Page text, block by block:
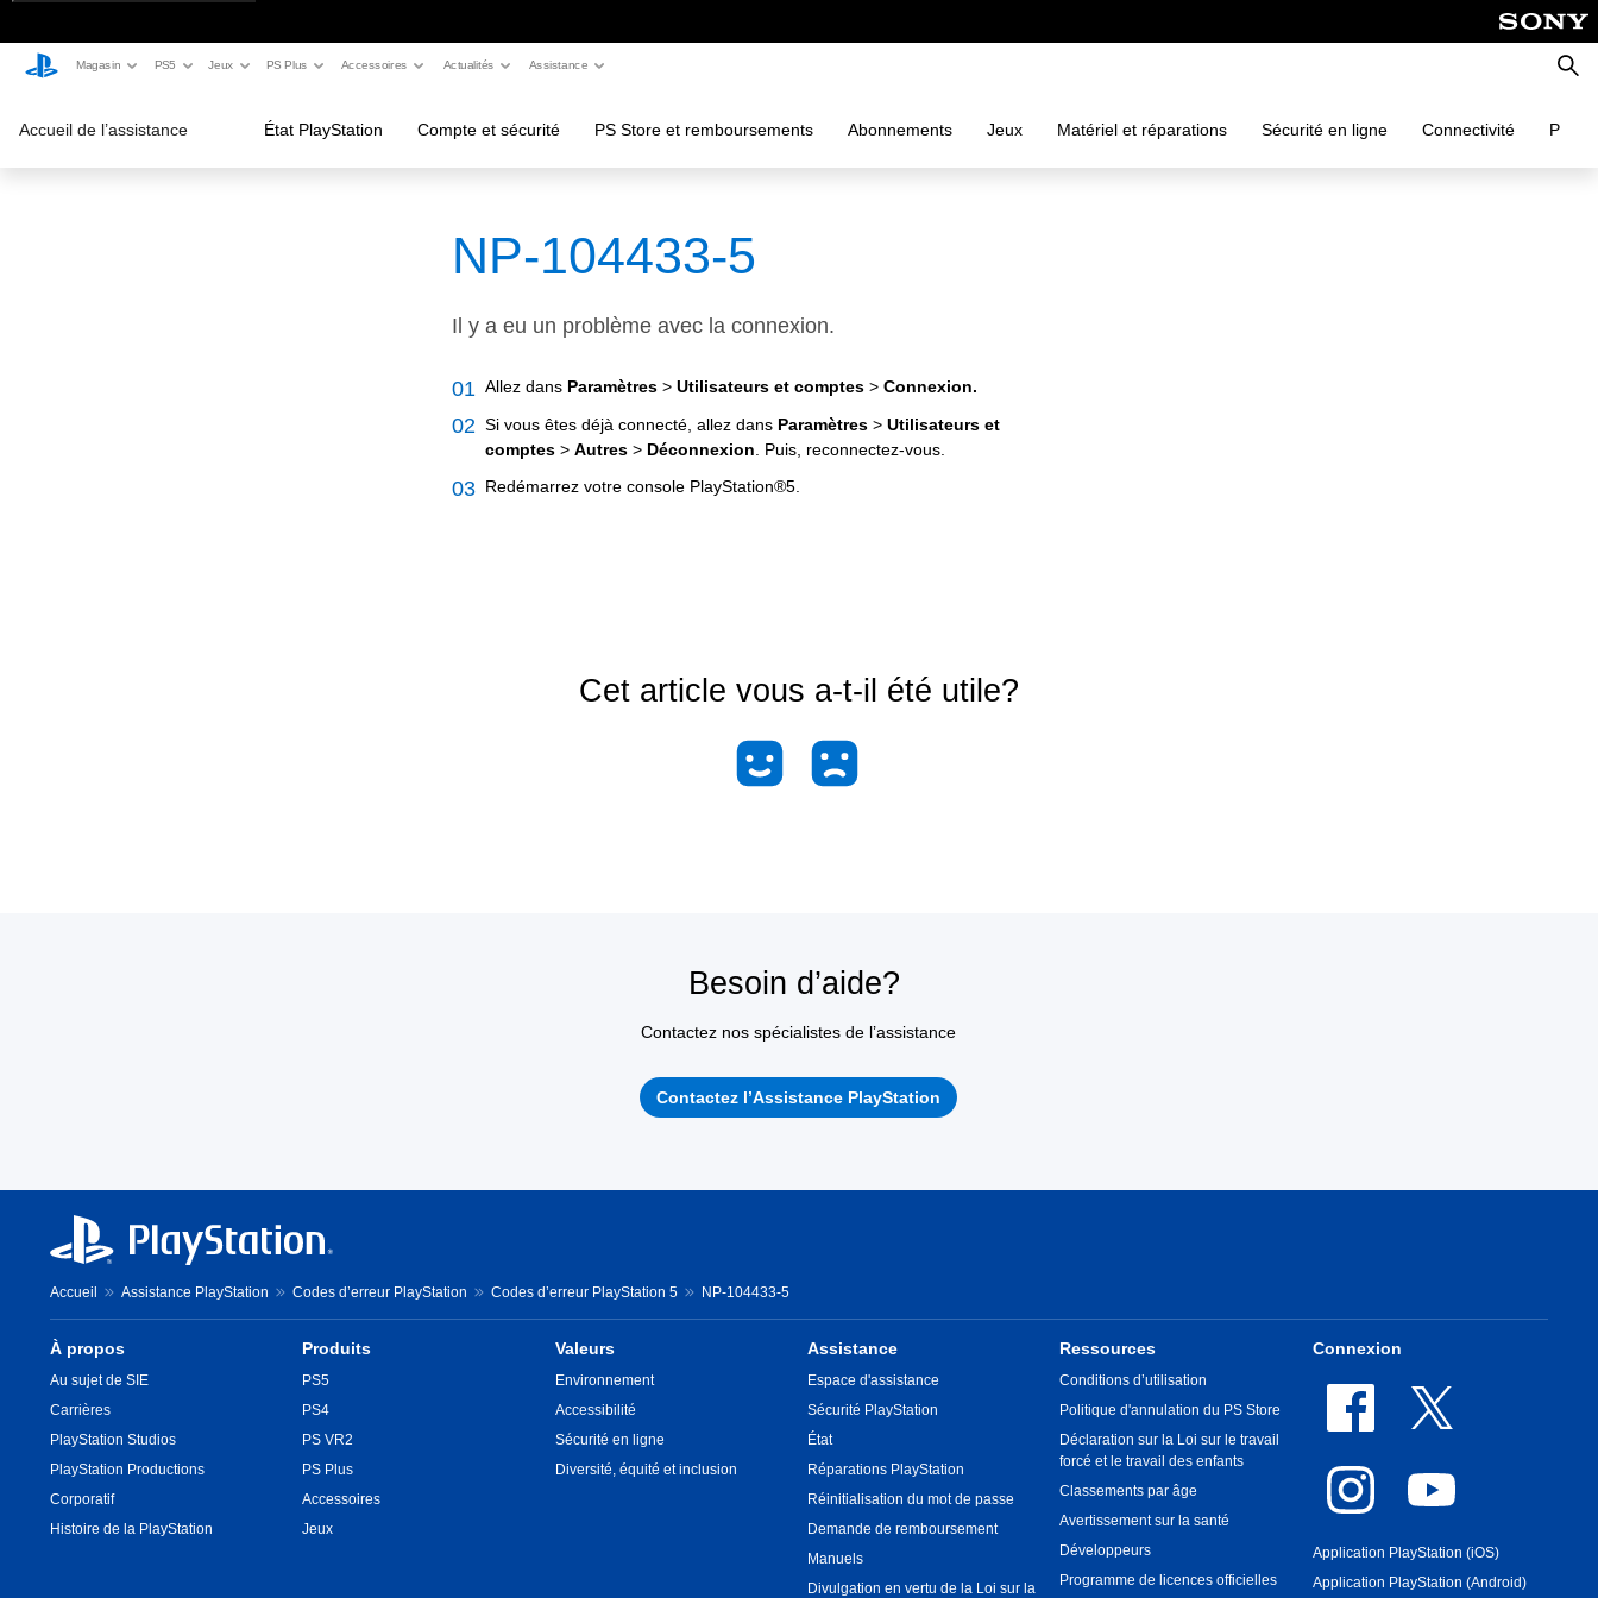
Magasin PS5 Jeux PS Plus Accessoires Actualités Assistance
Accueil de l’assistance État PlayStation Compte et sécurité PS Store et remboursements Abonnements Jeux Matériel et réparations Sécurité en ligne Connectivité PC
NP-104433-5
Il y a eu un problème avec la connexion.
Allez dans Paramètres>Utilisateurs et comptes>Connexion.
Si vous êtes déjà connecté, allez dans Paramètres>Utilisateurs et
comptes>Autres> Déconnexion . Puis, reconnectez-vous.
Redémarrez votre console PlayStation®5.
Cet article vous a-t-il été utile?
Besoin d’aide?
Contactez nos spécialistes de l’assistance
Contactez l’Assistance PlayStation
Accueil Assistance PlayStation Codes d’erreur PlayStation Codes d’erreur PlayStation 5 NP-104433-5
À propos
Au sujet de SIE
Carrières
PlayStation Studios
PlayStation Productions
Corporatif
Histoire de la PlayStation
Produits
PS5
PS4
PS VR2
PS Plus
Accessoires
Jeux
Valeurs
Environnement
Accessibilité
Sécurité en ligne
Diversité, équité et inclusion
Assistance
Espace d'assistance
Sécurité PlayStation
État
Réparations PlayStation
Réinitialisation du mot de passe
Demande de remboursement
Manuels
Divulgation en vertu de la Loi sur la
Ressources
Conditions d’utilisation
Politique d'annulation du PS Store
Déclaration sur la Loi sur le travail
forcé et le travail des enfants
Classements par âge
Avertissement sur la santé
Développeurs
Programme de licences officielles
Connexion
Application PlayStation (iOS)
Application PlayStation (Android)